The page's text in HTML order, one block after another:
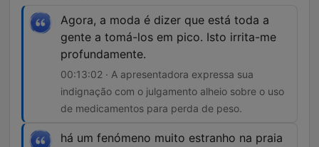
Agora, a moda é dizer que está toda a
gente a tomá-los em pico. Isto irrita-me
profundamente.
00:13:02 · A apresentadora expressa sua
indignação com o julgamento alheio sobre o uso
de medicamentos para perda de peso.
há um fenómeno muito estranho na praia